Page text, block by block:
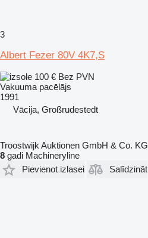
3
Albert Fezer 80V 4K7,S
100 € Bez PVN
Vakuuma pacēlājs
1991
Vācija, Großrudestedt
Troostwijk Auktionen GmbH & Co. KG
8 gadi Machineryline
Pievienot izlasei
Salīdzināt